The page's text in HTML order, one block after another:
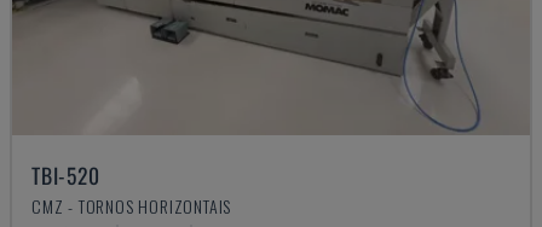
TBI-520
CMZ - TORNOS HORIZONTAIS